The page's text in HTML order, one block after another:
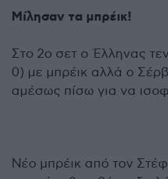
Μίλησαν τα μπρέικ!
Στο 2ο σετ ο Έλληνας
0) με μπρέικ αλλά ο
αμέσως πίσω για να
Νέο μπρέικ από τον